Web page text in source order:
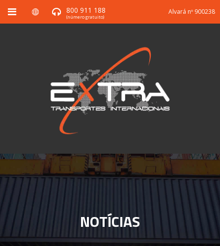
800 911 188
(número gratuito)
Alvará nº 900238
NOTÍCIAS